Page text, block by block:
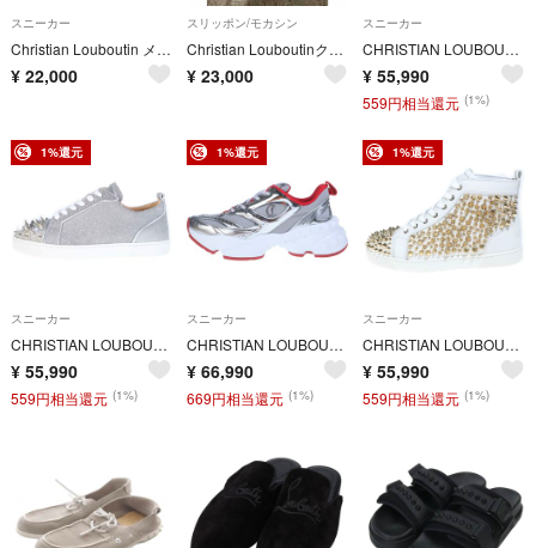
スニーカー
Christian Louboutin メンズ スニーカー 3120490 ローラーボート スパイク スタッズ サイズ43 ホワイト 【中古】 22607R58
¥ 22,000
スリッポン/モカシン
Christian Louboutinクリスチャンルブタン レザーローファー41
¥ 23,000
スニーカー
CHRISTIAN LOUBOUTIN クリスチャンルブタン LOS ESTEPIC 2 FLAT ルース エステピック ハイカットスニーカー ブラック 1250384
¥ 55,990
559円相当還元 (1%)
1%還元
スニーカー
CHRISTIAN LOUBOUTIN クリスチャンルブタン LOUIS JUNIOR P PIK STRASS ルイス ジュニア ピック ストラス ローカットスニーカー シルバー 3221243
¥ 55,990
559円相当還元 (1%)
1%還元
スニーカー
CHRISTIAN LOUBOUTIN クリスチャンルブタン SO FLO UOMO FLAT ソー フロー ウオモ フラット ローカットスニーカー ホワイト 1260209
¥ 66,990
669円相当還元 (1%)
1%還元
スニーカー
CHRISTIAN LOUBOUTIN クリスチャンルブタン LOUIS SPIKES 2022 N FLAT ルイス スパイクス フラット ハイカットスニーカー ホワイト 1230054
¥ 55,990
559円相当還元 (1%)